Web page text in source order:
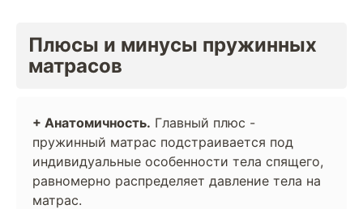
Плюсы и минусы пружинных
матрасов
+ Анатомичность. Главный плюс -
пружинный матрас подстраивается под
индивидуальные особенности тела спящего,
равномерно распределяет давление тела на
матрас.